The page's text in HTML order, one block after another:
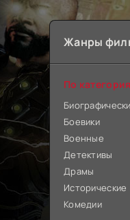
Жанры
По
Боевики
Военные
Детективы
Драмы
Исторические
Комедии